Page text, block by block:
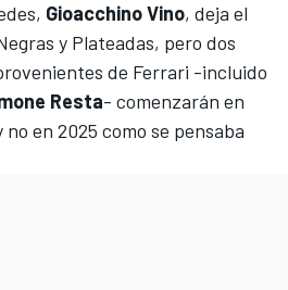
Gioacchino Vino, deja el
y Plateadas, pero dos
de Ferrari -incluido
Resta- comenzarán en
en 2025 como se pensaba